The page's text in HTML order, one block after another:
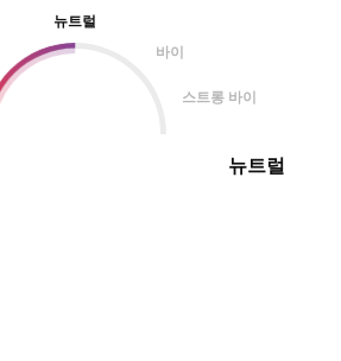
뉴트럴
바이
스트롱 바이
뉴트럴